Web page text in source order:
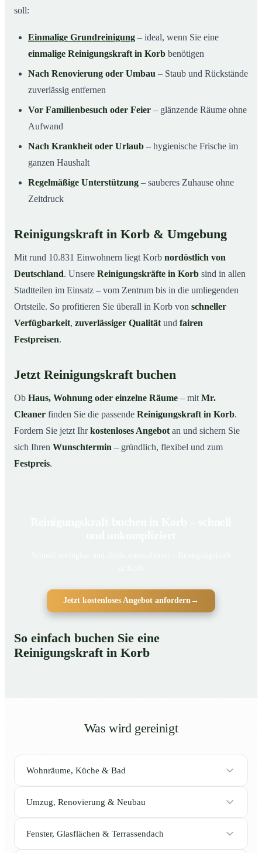
soll:
Einmalige Grundreinigung – ideal, wenn Sie eine
einmalige Reinigungskraft in Korb benötigen
Nach Renovierung oder Umbau – Staub und Rückstände
zuverlässig entfernen
Vor Familienbesuch oder Feier – glänzende Räume ohne
Aufwand
Nach Krankheit oder Urlaub – hygienische Frische im
ganzen Haushalt
Regelmäßige Unterstützung – sauberes Zuhause ohne
Zeitdruck
Reinigungskraft in Korb & Umgebung
Mit rund 10.831 Einwohnern liegt Korb nordöstlich von
Deutschland. Unsere Reinigungskräfte in Korb sind in allen
Stadtteilen im Einsatz – vom Zentrum bis in die umliegenden
Ortsteile. So profitieren Sie überall in Korb von schneller
Verfügbarkeit, zuverlässiger Qualität und fairen
Festpreisen.
Jetzt Reinigungskraft buchen
Ob Haus, Wohnung oder einzelne Räume – mit Mr.
Cleaner finden Sie die passende Reinigungskraft in Korb.
Fordern Sie jetzt Ihrkostenloses Angebot an und sichern Sie
sich Ihren Wunschtermin – gründlich, flexibel und zum
Festpreis.
Jetzt kostenloses Angebot anfordern→
So einfach buchen Sie eine
Reinigungskraft in Korb
Was wird gereinigt
Wohnräume, Küche & Bad
Umzug, Renovierung & Neubau
Fenster, Glasflächen & Terrassendach